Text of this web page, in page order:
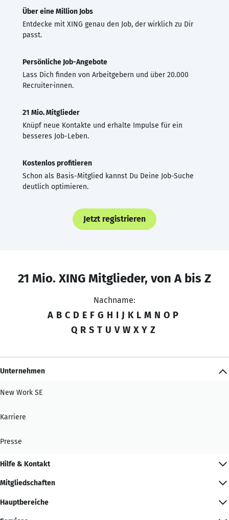
Über eine Million Jobs
Entdecke mit XING genau den Job, der wirklich zu Dir
passt.
Persönliche Job-Angebote
Lass Dich finden von Arbeitgebern und über 20.000
Recruiter·innen.
21 Mio. Mitglieder
Knüpf neue Kontakte und erhalte Impulse für ein
besseres Job-Leben.
Kostenlos profitieren
Schon als Basis-Mitglied kannst Du Deine Job-Suche
deutlich optimieren.
Jetzt registrieren
21 Mio. XING Mitglieder, von A bis Z
Nachname:
A B C D E F G H I J K L M N O P
Q R S T U V W X Y Z
Unternehmen
New Work SE
Karriere
Presse
Hilfe & Kontakt
Mitgliedschaften
Hauptbereiche